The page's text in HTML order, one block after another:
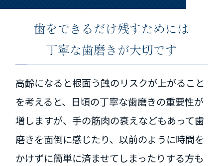
歯をできるだけ残すためには
丁寧な歯磨きが大切です
高齢になると根面う蝕のリスクが上がること
を考えると、日頃の丁寧な歯磨きの重要性が
増しますが、手の筋肉の衰えなどもあって歯
磨きを面倒に感じたり、以前のように時間を
かけずに簡単に済ませてしまったりする方も